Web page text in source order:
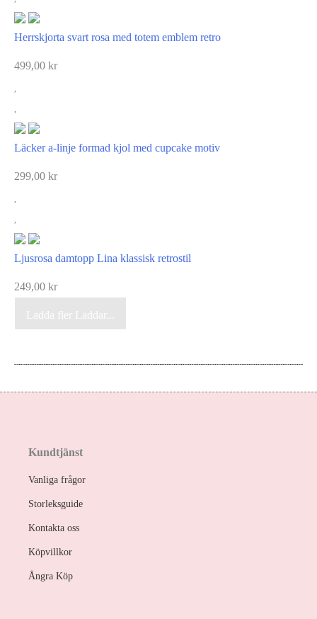
Herrskjorta svart rosa med totem emblem retro
499,00 kr
Läcker a-linje formad kjol med cupcake motiv
299,00 kr
Ljusrosa damtopp Lina klassisk retrostil
249,00 kr
Ladda fler Laddar...
Kundtjänst
Vanliga frågor
Storleksguide
Kontakta oss
Köpvillkor
Ångra Köp